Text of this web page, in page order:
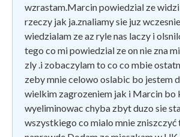
wzrastam.Marcin powiedzial ze
rzeczy jak ja.znaliamy sie juz
wiedzialam ze az ryle nas laczy i
tego co mi powiedzial ze on nie zna
zly .i zobaczylam to co co mbie
zeby mnie celowo oslabic bo jestem
wielkim zagrozeniem jak i Marcin bo
wyeliminowac chyba zbyt duzo sie
wszystkiego co mialo mnie zniszczyć